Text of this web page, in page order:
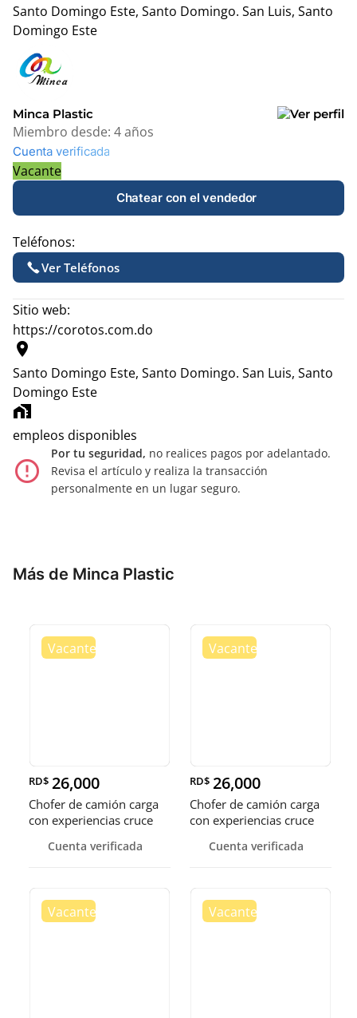
Santo Domingo Este, Santo Domingo. San Luis, Santo
Domingo Este
+
−
Minca Plastic
Miembro desde: 4 años
Cuenta verificada
Vacante
Chatear con el vendedor
Teléfonos:
Ver Teléfonos
Sitio web:
https://corotos.com.do
location_on
Santo Domingo Este, Santo Domingo. San Luis, Santo
Domingo Este
home_work
empleos disponibles
error_outline
Por tu seguridad, no realices pagos por adelantado.
Revisa el artículo y realiza la transacción
personalmente en un lugar seguro.
Más de Minca Plastic
RD$ 26,000
Chofer de camión carga
con experiencias cruce
Cuenta verificada
RD$ 26,000
Chofer de camión carga
con experiencias cruce
Cuenta verificada